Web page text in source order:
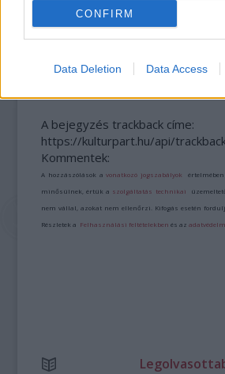
CONFIRM
Data Deletion Data Access
A bejegyzés trackback címe:
https://kulturpart.hu/api/
Kommentek:
A hozzászólások avonatkozó jogszabályok
minősülnek, értük a szolgáltatás technikai
nem vállal, azokat nem ellenőrzi. Kifogás esetén
Részletek a Felhasználási feltételekben és az